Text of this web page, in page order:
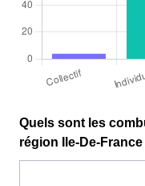
Quels sont les
région Ile-De-France